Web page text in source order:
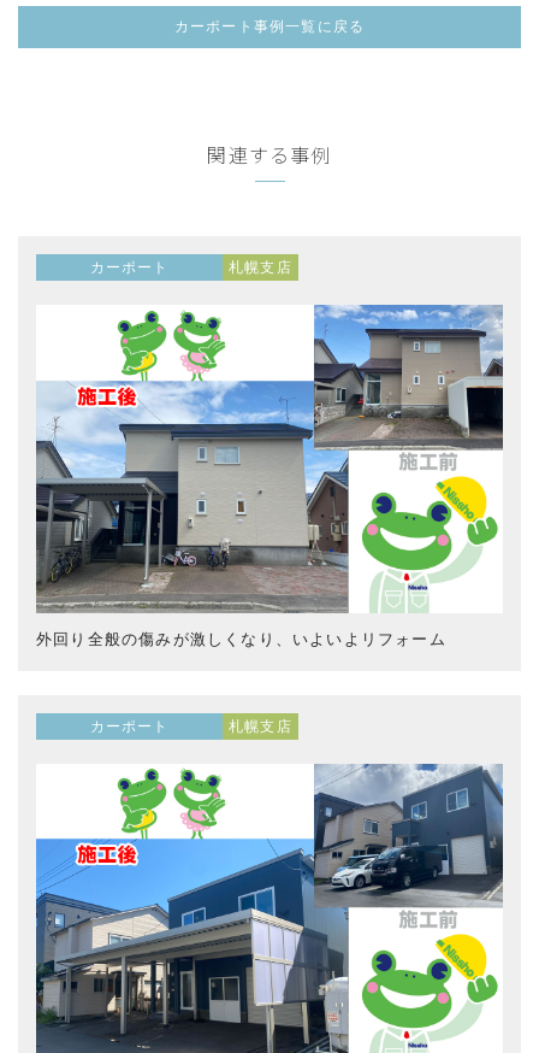
カーポート事例一覧に戻る
関連する事例
カーポート 札幌支店
外回り全般の傷みが激しくなり、いよいよリフォーム
カーポート 札幌支店